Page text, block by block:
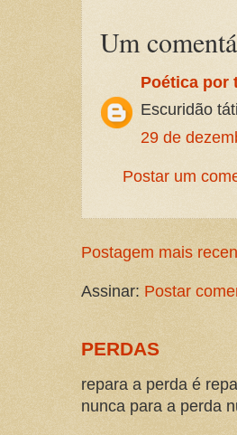
Um
Poética por
Escuridão
29 de
Postar um
Postagem mais
Assinar: Postar
PERDAS
repara a perda é
nunca para a perda